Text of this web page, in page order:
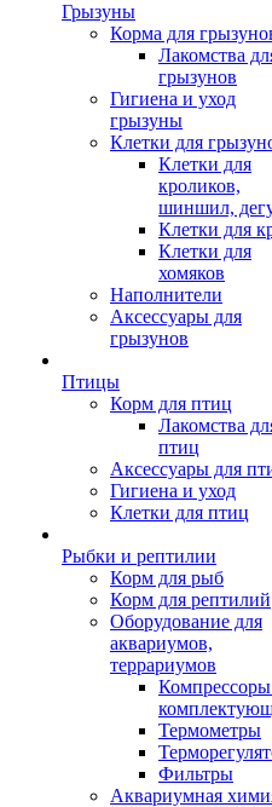
Грызуны
Корма для
Лакомства
грызунов
Гигиена и уход
грызуны
Клетки для
Клетки для
кроликов,
шиншил,
Клетки для
Клетки для
хомяков
Наполнители
Аксессуары для
грызунов
Птицы
Корм для птиц
Лакомства
птиц
Аксессуары для
Гигиена и уход
Клетки для птиц
Рыбки и рептилии
Корм для рыб
Корм для рептилий
Оборудование для
аквариумов,
террариумов
Термометры
Фильтры
Аквариумная